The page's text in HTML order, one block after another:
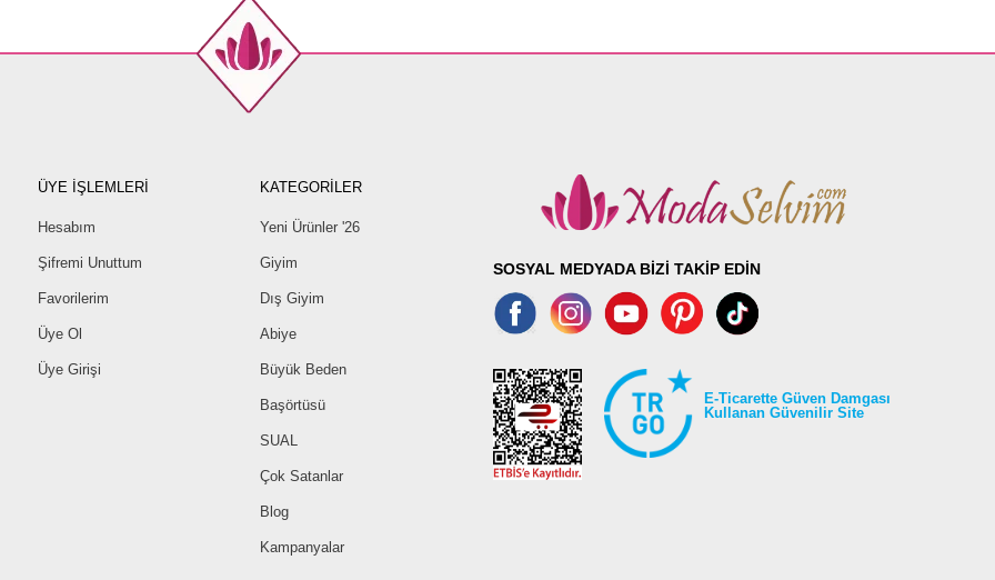
ÜYE İŞLEMLERİ
Hesabım
Şifremi Unuttum
Favorilerim
Üye Ol
Üye Girişi
KATEGORİLER
Yeni Ürünler '26
Giyim
Dış Giyim
Abiye
Büyük Beden
Başörtüsü
SUAL
Çok Satanlar
Blog
Kampanyalar
SOSYAL MEDYADA BİZİ TAKİP EDİN
E-Ticarette Güven Damgası
Kullanan Güvenilir Site